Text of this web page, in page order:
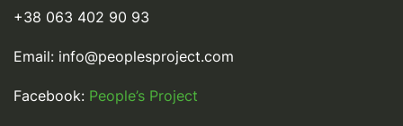
+38 063 402 90 93
Email: info@peoplesproject.com
Facebook: People’s Project